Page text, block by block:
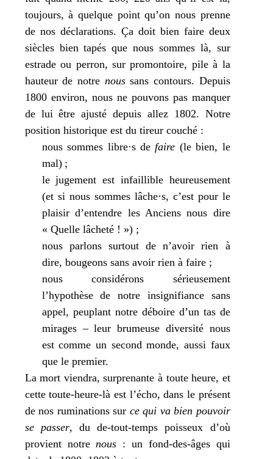
tou­jours, à quelque point qu’on nous prenne
de nos décla­ra­tions. Ça doit bien faire deux
siècles bien tapés que nous sommes là, sur
estrade ou per­ron, sur pro­mon­toire, pile à la
hau­teur de notre noussans contours. Depuis
1800 envi­ron, nous ne pou­vons pas man­quer
de lui être ajus­té depuis allez 1802. Notre
posi­tion his­to­rique est du tireur cou­ché :
nous sommes libre·s de faire (le bien, le
mal) ;
le juge­ment est infaillible heu­reu­se­ment
(et si nous sommes lâche·s, c’est pour le
plai­sir d’entendre les Anciens nous dire
« Quelle lâche­té ! ») ;
nous par­lons sur­tout de n’avoir rien à
dire, bou­geons sans avoir rien à faire ;
nous consi­dé­rons sérieu­se­ment
l’hypothèse de notre insi­gni­fiance sans
appel, peu­plant notre déboire d’un tas de
mirages – leur bru­meuse diver­si­té nous
est comme un second monde, aus­si faux
que le pre­mier.
La mort vien­dra, sur­pre­nante à toute heure, et
cette toute-heure-là est l’écho, dans le pré­sent
de nos rumi­na­tions sur ce qui va bien pou­voir
se pas­ser, du de-tout-temps pois­seux d’où
pro­vient notre nous : un fond-des-âges qui